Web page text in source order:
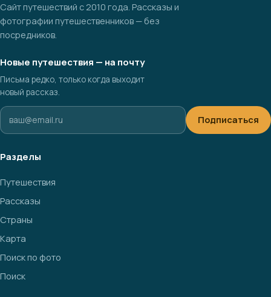
Сайт путешествий с 2010 года. Рассказы и
фотографии путешественников — без
посредников.
Новые путешествия — на почту
Письма редко, только когда выходит
новый рассказ.
Подписаться
Разделы
Путешествия
Рассказы
Страны
Карта
Поиск по фото
Поиск